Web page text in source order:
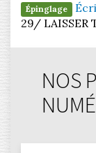
Épinglage
29/ LAISSER
NOS